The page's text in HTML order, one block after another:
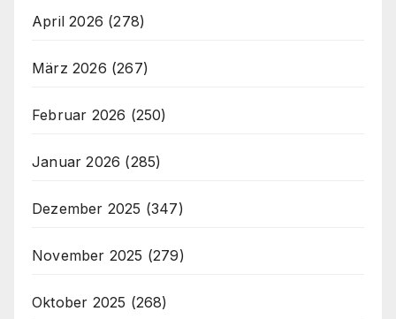
April 2026 (278)
März 2026 (267)
Februar 2026 (250)
Januar 2026 (285)
Dezember 2025 (347)
November 2025 (279)
Oktober 2025 (268)